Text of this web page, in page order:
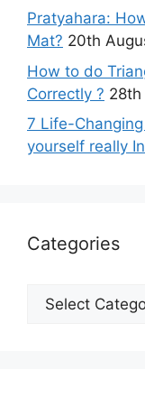
Pratyahara:
Mat? 20th
How to do
Correctly ?
7 Life-
yourself really
Categories
Categories